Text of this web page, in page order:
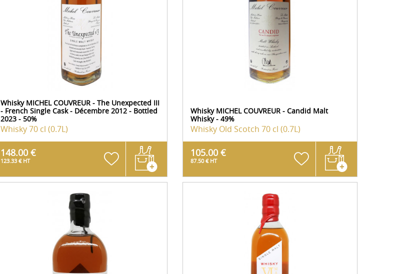
Whisky MICHEL COUVREUR - The Unexpected III
- French Single Cask - Décembre 2012 - Bottled
2023 - 50%
Whisky70 cl (0.7L)
148.00 €
123.33 € HT
Whisky MICHEL COUVREUR - Candid Malt
Whisky - 49%
Whisky Old Scotch 70 cl (0.7L)
105.00 €
87.50 € HT